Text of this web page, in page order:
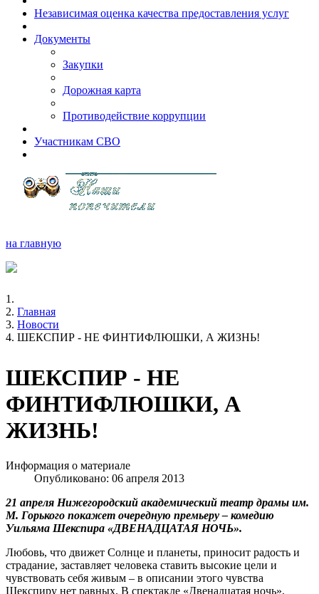
Независимая оценка качества предоставления услуг
Документы
Закупки
Дорожная карта
Противодействие коррупции
Участникам СВО
на главную
Главная
Новости
ШЕКСПИР - НЕ ФИНТИФЛЮШКИ, А ЖИЗНЬ!
ШЕКСПИР - НЕ
ФИНТИФЛЮШКИ, А
ЖИЗНЬ!
Информация о материале
Опубликовано: 06 апреля 2013
21 апреля Нижегородский академический театр драмы им.
М. Горького покажет очередную премьеру – комедию
Уильяма Шекспира «ДВЕНАДЦАТАЯ НОЧЬ».
Любовь, что движет Солнце и планеты, приносит радость и
страдание, заставляет человека ставить высокие цели и
чувствовать себя живым – в описании этого чувства
Шекспиру нет равных. В спектакле «Двенадцатая ночь»,